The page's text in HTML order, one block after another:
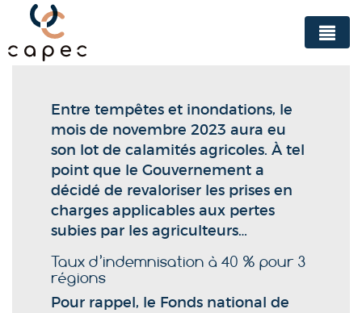
Panneau de gestion des cookies
Entre tempêtes et inondations, le
mois de novembre 2023 aura eu
son lot de calamités agricoles. À tel
point que le Gouvernement a
décidé de revaloriser les prises en
charges applicables aux pertes
subies par les agriculteurs…
Taux d’indemnisation à 40 % pour 3
régions
Pour rappel, le Fonds national de